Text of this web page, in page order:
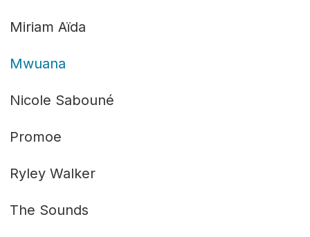
Miriam Aïda
Mwuana
Nicole Sabouné
Promoe
Ryley Walker
The Sounds